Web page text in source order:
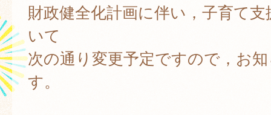
財政健全化計画に伴い，子育て
いて
次の通り変更予定ですので，お
す。